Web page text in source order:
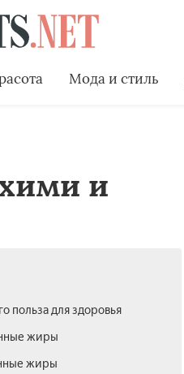
Мода и стиль
и
польза для здоровья
жиры
жиры